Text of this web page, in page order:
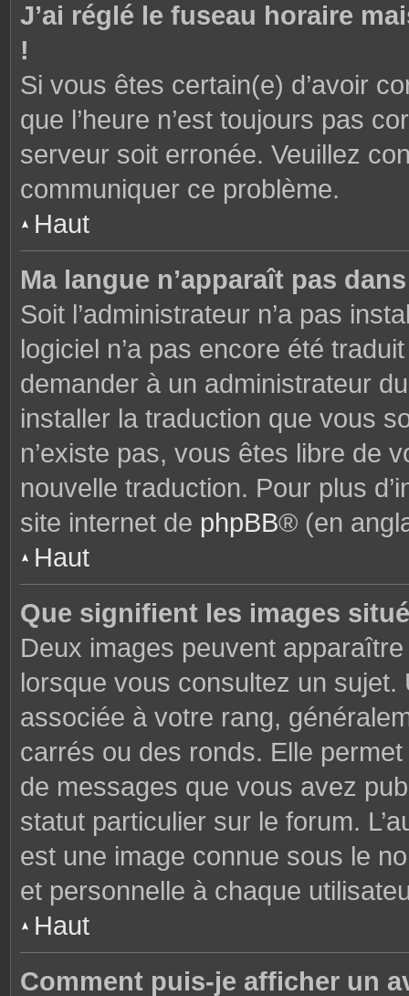
J’ai réglé le fuseau horaire
!
Si vous êtes certain(e) d’avoir
que l’heure n’est toujours pas
serveur soit erronée. Veuillez
communiquer ce problème.
Haut
Ma langue n’apparaît pas
Soit l’administrateur n’a pas
logiciel n’a pas encore été
demander à un administrateur
installer la traduction que vous
n’existe pas, vous êtes libre de
nouvelle traduction. Pour plus
site internet de phpBB® (en
Haut
Que signifient les images
Deux images peuvent
lorsque vous consultez un sujet.
associée à votre rang,
carrés ou des ronds. Elle
de messages que vous avez
statut particulier sur le forum.
est une image connue sous le
et personnelle à chaque
Haut
Comment puis-je afficher un